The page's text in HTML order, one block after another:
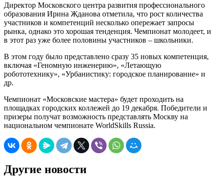
Директор Московского центра развития профессионального
образования Ирина Жданова отметила, что рост количества
участников и компетенций несколько опережает запросы
рынка, однако это хорошая тенденция. Чемпионат молодеет, и
в этот раз уже более половины участников – школьники.
В этом году было представлено сразу 35 новых компетенция,
включая «Геномную инженерию», «Летающую
робототехнику», «Урбанистику: городское планирование» и
др.
Чемпионат «Московские мастера» будет проходить на
площадках городских коллежей до 19 декабря. Победители и
призеры получат возможность представлять Москву на
национальном чемпионате WorldSkills Russia.
Другие новости